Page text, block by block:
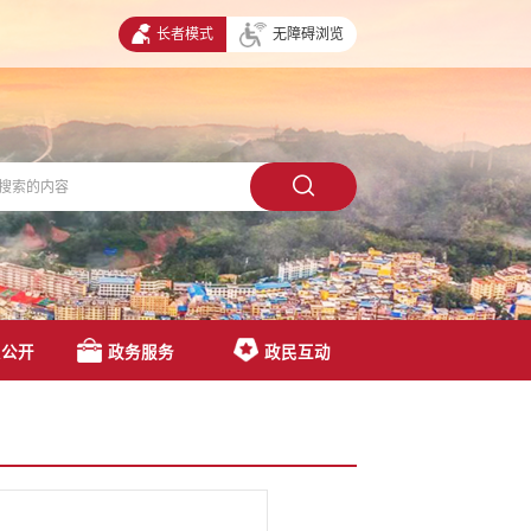
长者模式 无障碍浏览
开 政务服务 政民互动